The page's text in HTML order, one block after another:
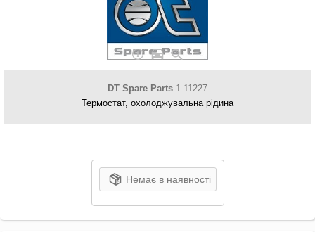
DT Spare Parts 1.11227
Термостат, охолоджувальна рідина
Немає в наявності